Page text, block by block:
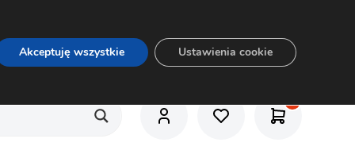
Akceptuję wszystkie Ustawienia cookie